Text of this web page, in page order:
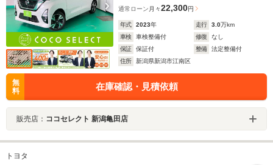
通常ローン 月々22,300円
年式 2023年 走行 3.0万km
車検
車検整備付 修復
なし
保証
保証付 整備
法定整備付
住所
新潟県新潟市江南区
無
料
在庫確認・見積依頼
販売店： ココセレクト 新潟亀田店
トヨタ